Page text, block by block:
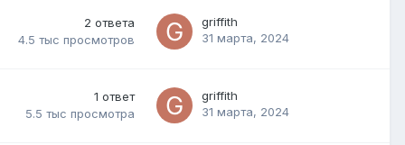
2 ответа
4.5 тыс просмотров
griffith
31 марта, 2024
1 ответ
5.5 тыс просмотра
griffith
31 марта, 2024